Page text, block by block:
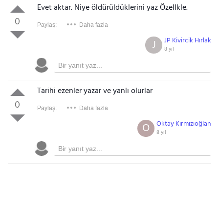
0
Evet aktar. Niye öldürüldüklerini yaz Özellkle.
Paylaş: Daha fazla
JP Kivircik Hırlak
8 yıl
J
0
Tarihi ezenler yazar ve yanlı olurlar
Paylaş: Daha fazla
Oktay Kırmızıoğlan
8 yıl
O